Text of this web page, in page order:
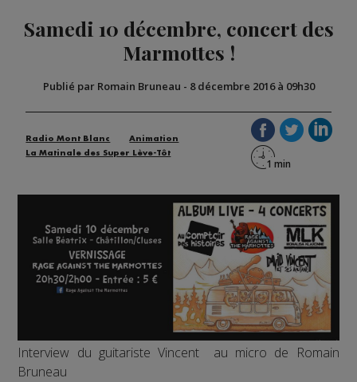
Samedi 10 décembre, concert des
Marmottes !
Publié par Romain Bruneau - 8 décembre 2016 à 09h30
Radio Mont Blanc
Animation
La Matinale des Super Lève-Tôt
Interview du guitariste Vincent au micro de Romain
Bruneau